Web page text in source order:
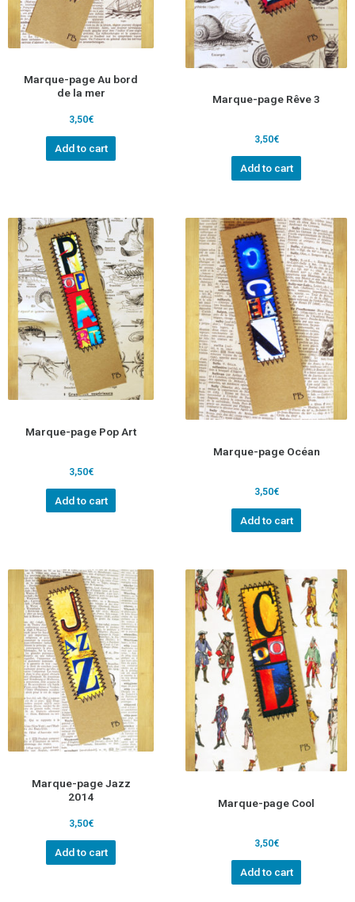
Marque-page Au bord
de la mer
3,50€
Add to cart
Marque-page Rêve 3
3,50€
Add to cart
Marque-page Pop Art
3,50€
Add to cart
Marque-page Océan
3,50€
Add to cart
Marque-page Jazz
2014
3,50€
Add to cart
Marque-page Cool
3,50€
Add to cart